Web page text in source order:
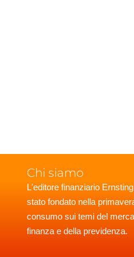
Chi siamo
L'editore finanziario
stato fondato nella
consumo sui temi del
finanza e della previdenza.